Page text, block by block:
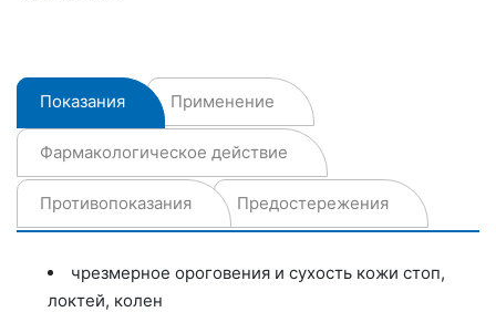
Показания Применение
Фармакологическое действие
Противопоказания Предостережения
чрезмерное ороговения и сухость кожи стоп,
локтей, колен